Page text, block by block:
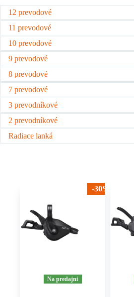
12 prevodové
11 prevodové
10 prevodové
9 prevodové
8 prevodové
7 prevodové
3 prevodníkové
2 prevodníkové
Radiace lanká
-30%
Na predajni